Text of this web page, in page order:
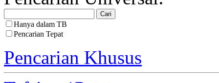
Hanya dalam TB
Pencarian Tepat
Pencarian Khusus